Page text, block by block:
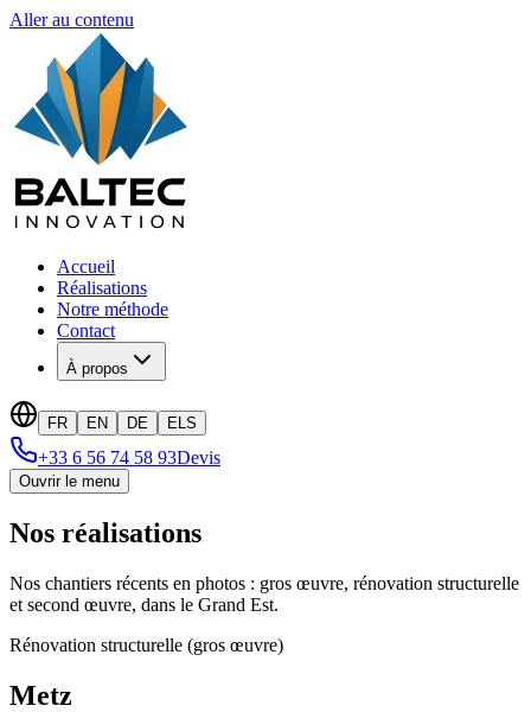
Aller au contenu
Accueil
Réalisations
Notre méthode
Contact
À propos
FR EN DE ELS
+33 6 56 74 58 93Devis
Ouvrir le menu
Nos réalisations
Nos chantiers récents en photos : gros œuvre, rénovation structurelle
et second œuvre, dans le Grand Est.
Rénovation structurelle (gros œuvre)
Metz